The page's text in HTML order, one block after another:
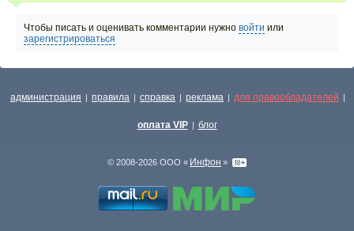
Чтобы писать и оценивать комментарии нужно войти или
зарегистрироваться
администрация | правила | справка | реклама | для правообладателей |
оплата VIP | блог
© 2008-2026 ООО « Инфон »